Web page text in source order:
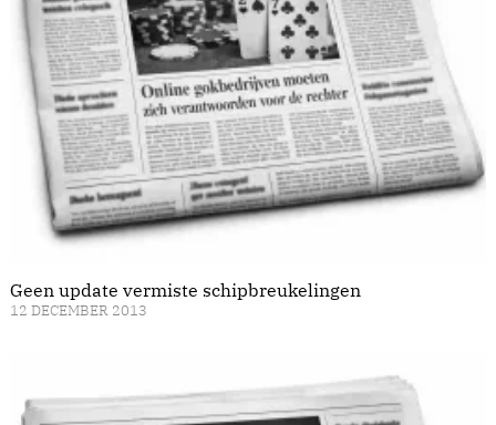
Geen update vermiste schipbreukelingen
12 DECEMBER 2013